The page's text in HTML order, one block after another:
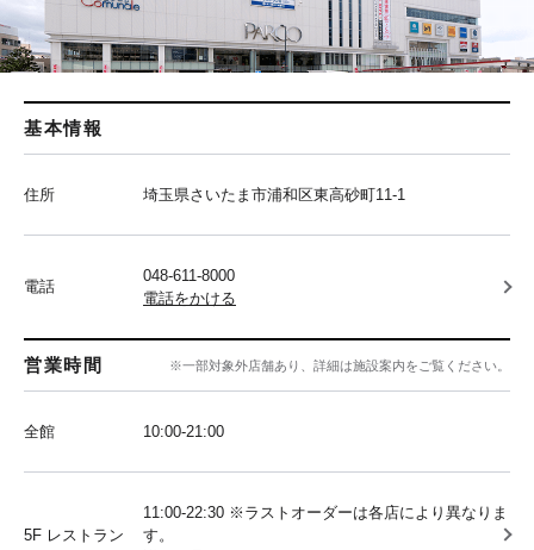
基本情報
住所 埼玉県さいたま市浦和区東高砂町11-1
電話
048-611-8000
電話をかける
営業時間 ※一部対象外店舗あり、詳細は施設案内をご覧ください。
全館 10:00‐21:00
5F レストラン
11:00-22:30 ※ラストオーダーは各店により異なりま
す。